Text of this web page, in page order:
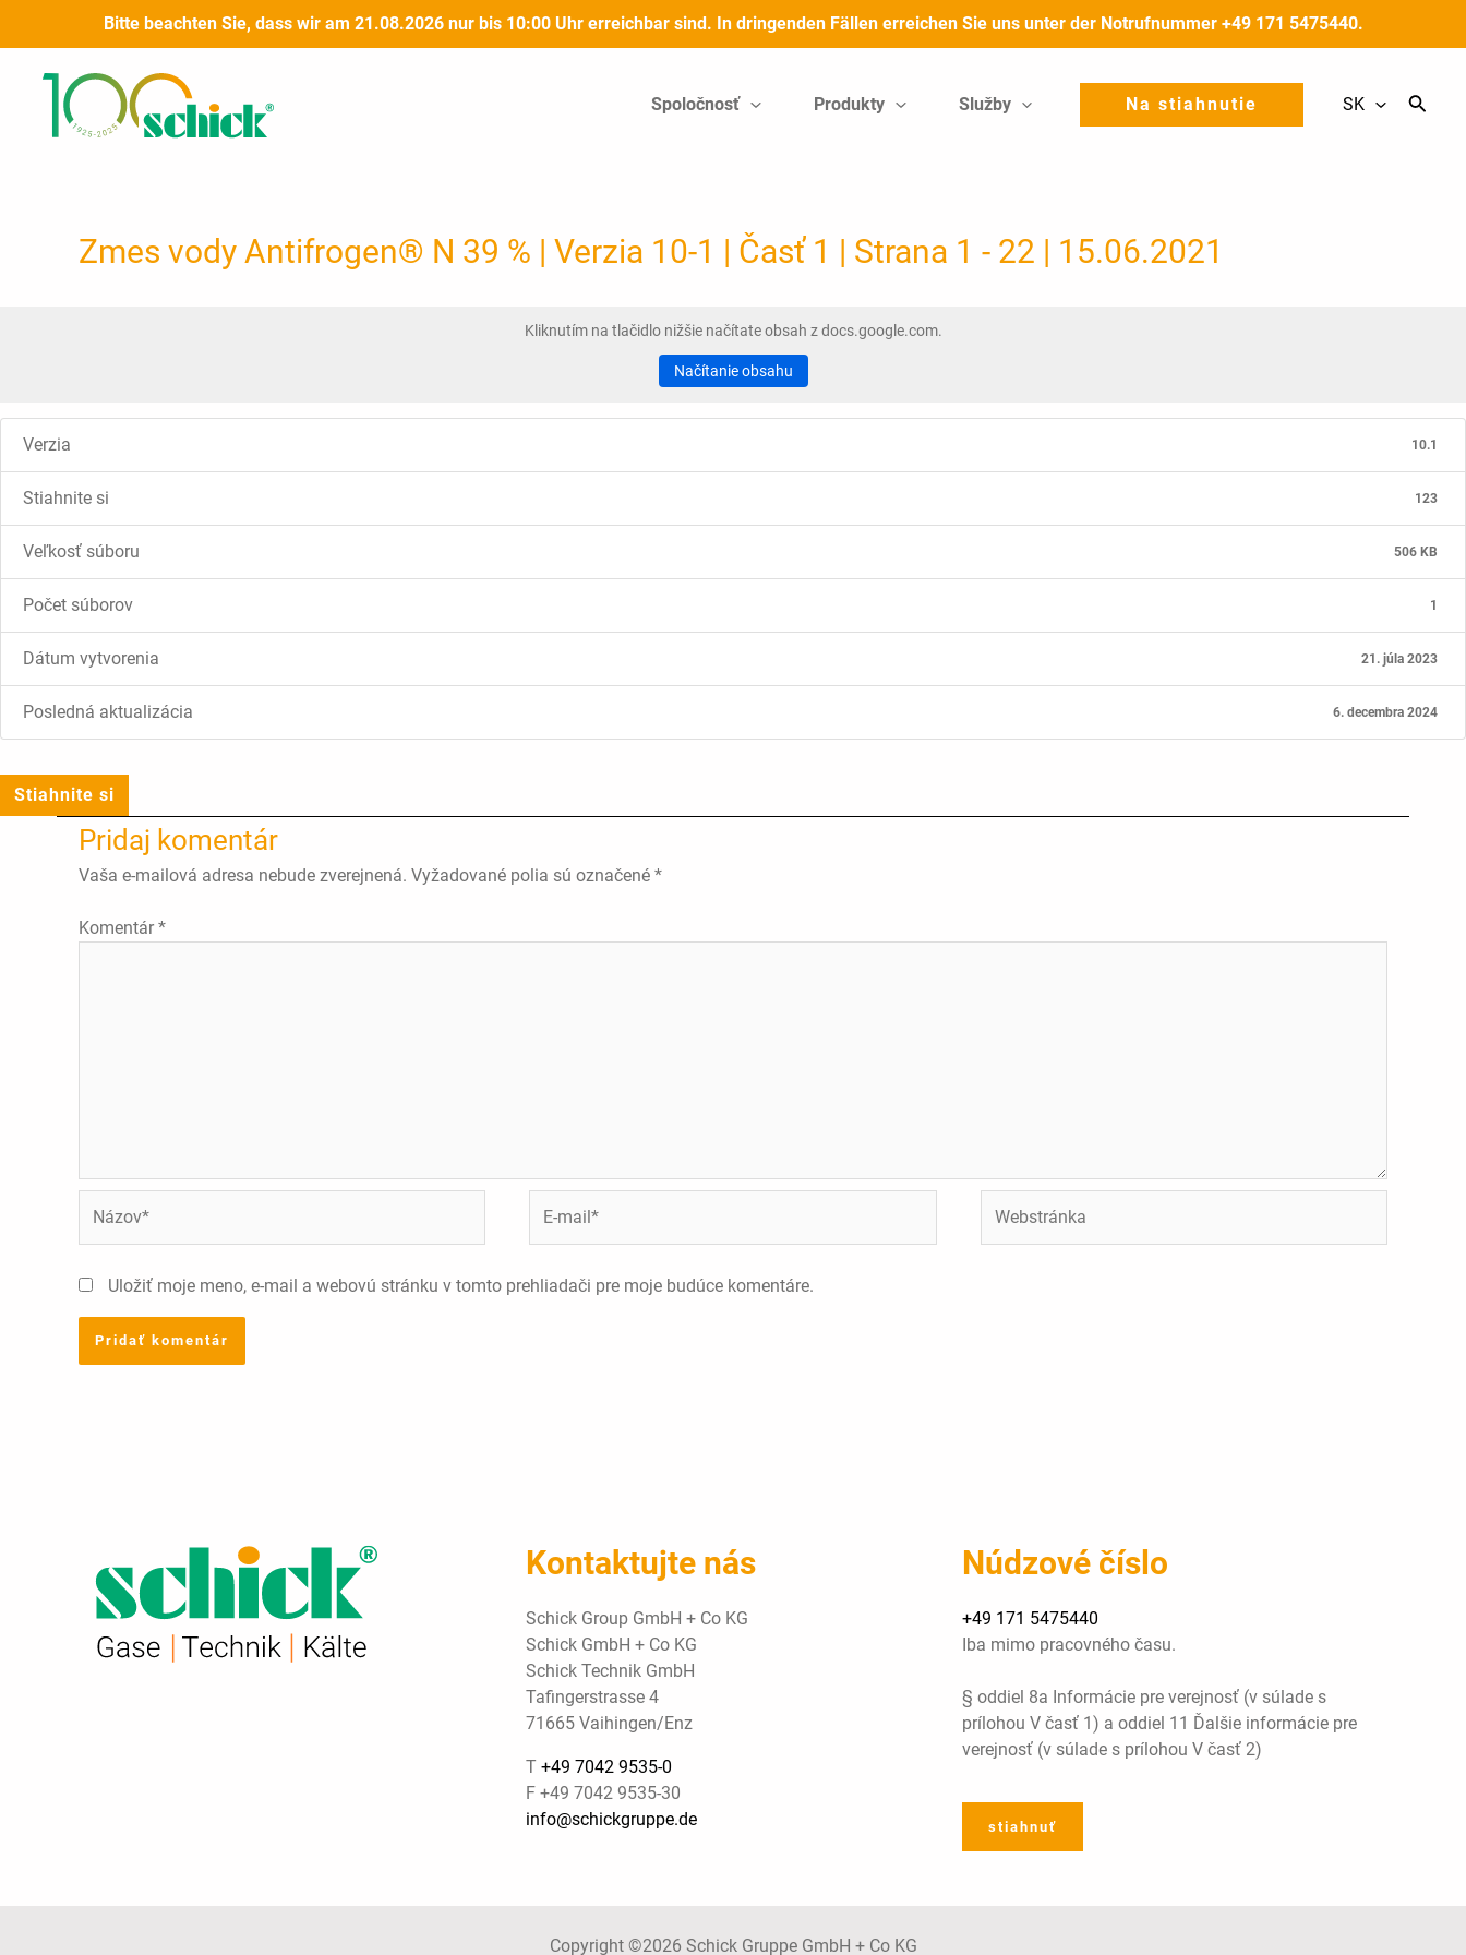
Bitte beachten Sie, dass wir am 21.08.2026 nur bis 10:00 Uhr erreichbar sind. In dringenden Fällen erreichen Sie uns unter der Notrufnummer +49 171 5475440.
Spoločnosť
Produkty Služby Na stiahnutie SK
Zmes vody Antifrogen® N 39 % | Verzia 10-1 | Časť 1 | Strana 1 - 22 | 15.06.2021
Kliknutím na tlačidlo nižšie načítate obsah z docs.google.com.
Načítanie obsahu
Verzia 10.1
Stiahnite si 123
Veľkosť súboru 506 KB
Počet súborov 1
Dátum vytvorenia 21. júla 2023
Posledná aktualizácia 6. decembra 2024
Stiahnite si
Pridaj komentár
Vaša e-mailová adresa nebude zverejnená. Vyžadované polia sú označené *
Komentár*
mail*
Uložiť moje meno, e-mail a webovú stránku v tomto prehliadači pre moje budúce komentáre.
Kontaktujte nás
Schick Group GmbH + Co KG
Schick GmbH + Co KG
Schick Technik GmbH
Tafingerstrasse 4
71665 Vaihingen/Enz
T +49 7042 9535-0
F +49 7042 9535-30
info@schickgruppe.de
Núdzové číslo
+49 171 5475440
Iba mimo pracovného času.
§ oddiel 8a Informácie pre verejnosť (v súlade s
prílohou V časť 1) a oddiel 11 Ďalšie informácie pre
verejnosť (v súlade s prílohou V časť 2)
stiahnuť
Copyright ©2026 Schick Gruppe GmbH + Co KG